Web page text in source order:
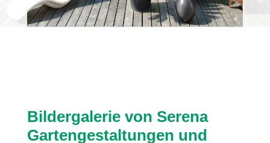
Bildergalerie von Serena
Gartengestaltungen und